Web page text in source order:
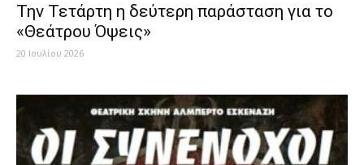
Την Τετάρτη η δεύτερη παράσταση για το
«Θεάτρου Όψεις»
20 Ιουλίου 2026